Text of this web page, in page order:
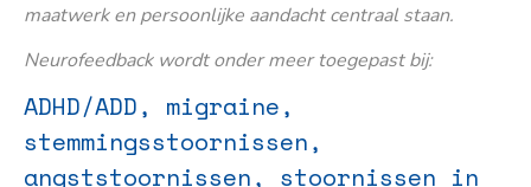
maatwerk en persoonlijke aandacht centraal staan.
Neurofeedback wordt onder meer toegepast bij:
ADHD/ADD, migraine,
stemmingsstoornissen,
angststoornissen, stoornissen in